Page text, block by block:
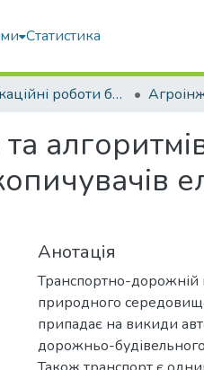
Статистика
Кваліфікаційні роботи бакалаврів
Анотація
Транспортно-
природного
припадає на викиди
дорожньо-